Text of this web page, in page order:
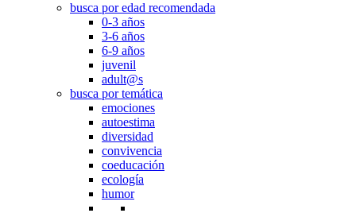
busca por edad recomendada
0-3 años
3-6 años
6-9 años
juvenil
adult@s
busca por temática
emociones
autoestima
diversidad
convivencia
coeducación
ecología
humor